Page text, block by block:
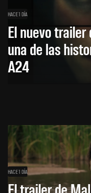
HACE 1 DÍA
El nuevo
una de las
A24
HACE 1 DÍA
El trailer de